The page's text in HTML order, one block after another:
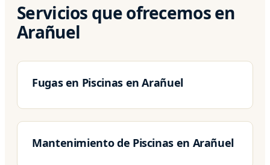
Servicios que ofrecemos en
Arañuel
Fugas en Piscinas en Arañuel
Mantenimiento de Piscinas en Arañuel